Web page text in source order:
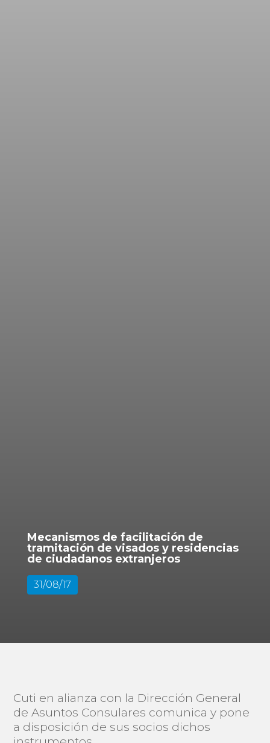
Mecanismos de facilitación de
tramitación de visados y residencias
de ciudadanos extranjeros
31/08/17
Cuti en alianza con la Dirección General
de Asuntos Consulares comunica y pone
a disposición de sus socios dichos